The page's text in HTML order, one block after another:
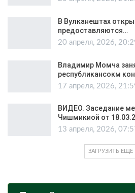
В Вулканештах
предоставляются…
20 апреля, 2026,
Владимир Момча
республикансокм
17 апреля, 2026,
ВИДЕО. Заседание
Чишмикиой от
13 апреля, 2026,
ЗАГРУЗИТЬ ЕЩЁ